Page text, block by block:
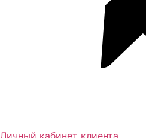
Личный кабинет клиента